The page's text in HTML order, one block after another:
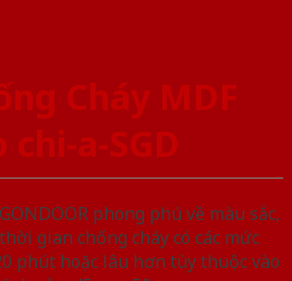
Cháy MDF
chi-a-SGD
phong phú về màu sắc,
gian chống cháy có các mức
phút hoặc lâu hơn tùy thuộc vào